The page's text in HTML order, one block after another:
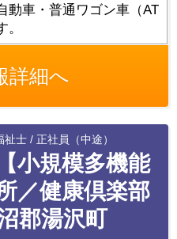
動車・普通ワゴン車（AT
詳細へ
士 / 正社員（中途）
小規模多機能
／健康倶楽部
郡湯沢町